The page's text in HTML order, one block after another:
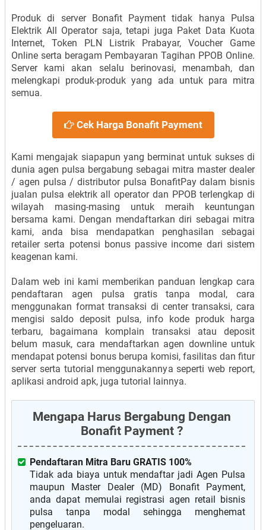
Produk di server Bonafit Payment tidak hanya Pulsa
Elektrik All Operator saja, tetapi juga Paket Data Kuota
Internet, Token PLN Listrik Prabayar, Voucher Game
Online serta beragam Pembayaran Tagihan PPOB Online.
Server kami akan selalu berinovasi, menambah, dan
melengkapi produk-produk yang ada untuk para mitra
semua.
Cek Harga Bonafit Payment
Kami mengajak siapapun yang berminat untuk sukses di
dunia agen pulsa bergabung sebagai mitra master dealer
/ agen pulsa / distributor pulsa BonafitPay dalam bisnis
jualan pulsa elektrik all operator dan PPOB terlengkap di
wilayah masing-masing untuk meraih keuntungan
bersama kami. Dengan mendaftarkan diri sebagai mitra
kami, anda bisa mendapatkan penghasilan sebagai
retailer serta potensi bonus passive income dari sistem
keagenan kami.
Dalam web ini kami memberikan panduan lengkap cara
pendaftaran agen pulsa gratis tanpa modal, cara
menggunakan format transaksi di center transaksi, cara
mengisi saldo deposit pulsa, info kode produk harga
terbaru, bagaimana komplain transaksi atau deposit
belum masuk, cara mendaftarkan agen downline untuk
mendapat potensi bonus berupa komisi, fasilitas dan fitur
server serta tutorial menggunakannya seperti web report,
aplikasi android apk, juga tutorial lainnya.
Mengapa Harus Bergabung Dengan
Bonafit Payment ?
Pendaftaran Mitra Baru GRATIS 100%
Tidak ada biaya untuk mendaftar jadi Agen Pulsa
maupun Master Dealer (MD) Bonafit Payment,
anda dapat memulai registrasi agen retail bisnis
pulsa tanpa modal sehingga menghemat
pengeluaran.